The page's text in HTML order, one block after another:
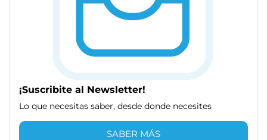
¡Suscribite al Newsletter!
Lo que necesitas saber, desde donde necesites
SABER MÁS